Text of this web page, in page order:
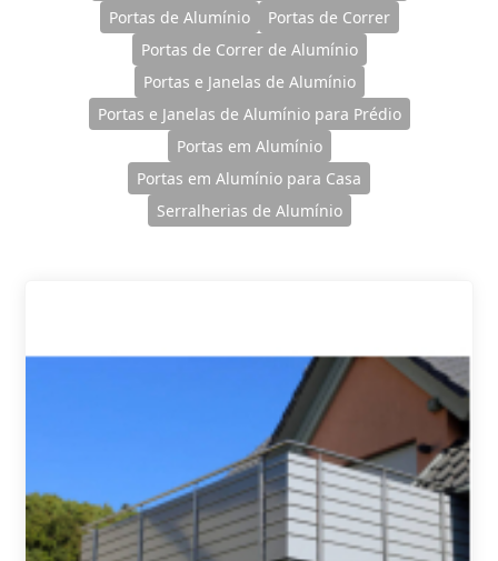
Portas de Alumínio
Portas de Correr
Portas de Correr de Alumínio
Portas e Janelas de Alumínio
Portas e Janelas de Alumínio para Prédio
Portas em Alumínio
Portas em Alumínio para Casa
Serralherias de Alumínio